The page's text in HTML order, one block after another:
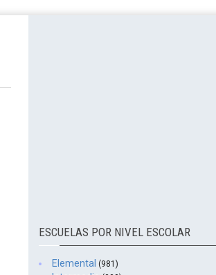
ESCUELAS POR NIVEL ESCOLAR
Elemental (981)